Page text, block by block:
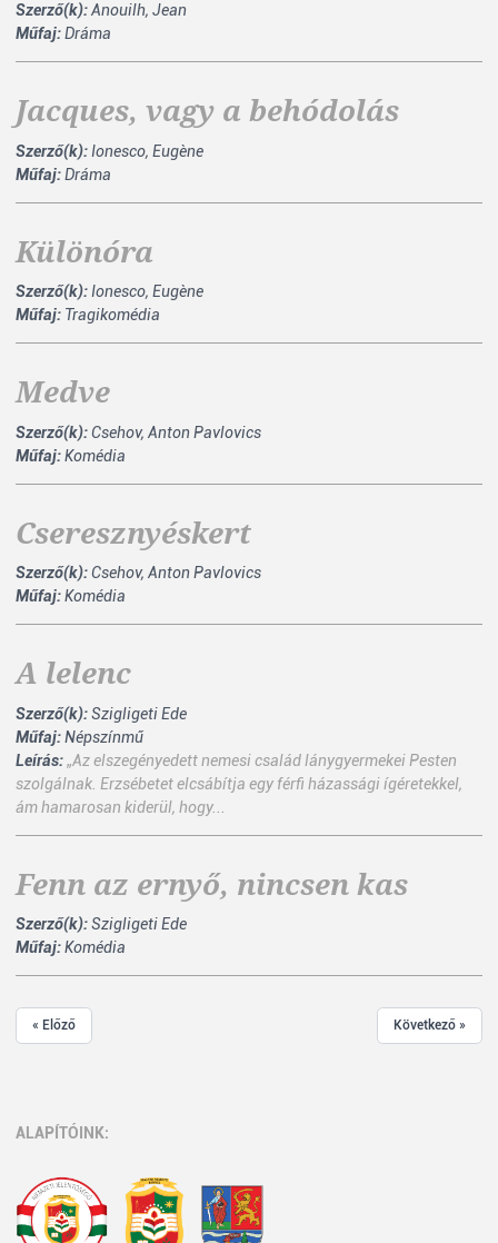
Szerző(k):Anouilh, Jean
Műfaj:Dráma
Jacques, vagy a behódolás
Szerző(k): Ionesco, Eugène
Műfaj:Dráma
Különóra
Szerző(k): Ionesco, Eugène
Műfaj: Tragikomédia
Medve
Szerző(k):Csehov, Anton Pavlovics
Műfaj:Komédia
Cseresznyéskert
Szerző(k):Csehov, Anton Pavlovics
Műfaj:Komédia
A lelenc
Szerző(k):Szigligeti Ede
Műfaj:Népszínmű
Leírás:„Az elszegényedett nemesi család lánygyermekei Pesten
szolgálnak. Erzsébetet elcsábítja egy férfi házassági ígéretekkel,
ám hamarosan kiderül, hogy...
Fenn az ernyő, nincsen kas
Szerző(k):Szigligeti Ede
Műfaj:Komédia
« Előző Következő »
ALAPÍTÓINK: